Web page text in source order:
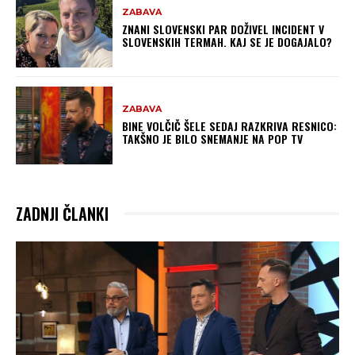
ZABAVA
ZNANI SLOVENSKI PAR DOŽIVEL INCIDENT V
SLOVENSKIH TERMAH. KAJ SE JE DOGAJALO?
ZABAVA
BINE VOLČIČ ŠELE SEDAJ RAZKRIVA RESNICO:
TAKŠNO JE BILO SNEMANJE NA POP TV
ZADNJI ČLANKI